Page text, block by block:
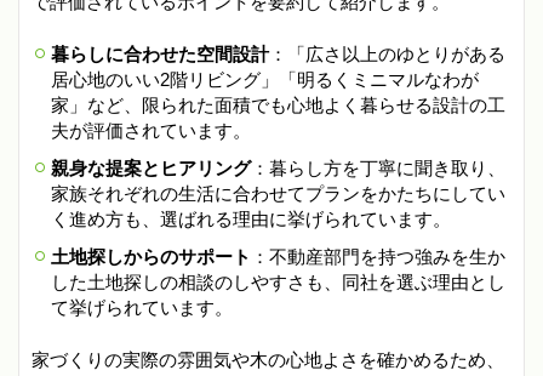
暮らしに合わせた空間設計：「広さ以上のゆとりがある
居心地のいい2階リビング」「明るくミニマルなわが
家」など、限られた面積でも心地よく暮らせる設計の工
夫が評価されています。
親身な提案とヒアリング：暮らし方を丁寧に聞き取り、
家族それぞれの生活に合わせてプランをかたちにしてい
く進め方も、選ばれる理由に挙げられています。
土地探しからのサポート ：不動産部門を持つ強みを生か
した土地探しの相談のしやすさも、同社を選ぶ理由とし
て挙げられています。
家づくりの実際の雰囲気や木の心地よさを確かめるため、